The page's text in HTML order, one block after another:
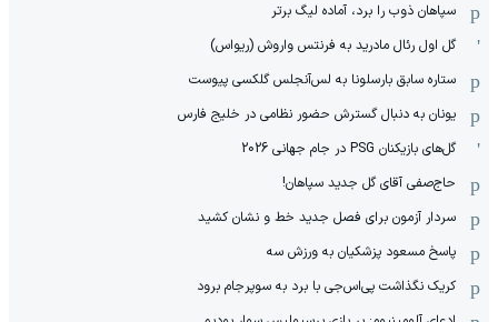
سپاهان ذوب را برد، آماده لیگ برتر
گل اول رئال مادرید به فرنتس واروش (ریواس)
ستاره سابق بارسلونا به لس‌آنجلس گلکسی پیوست
یونان به دنبال گسترش حضور نظامی در خلیج فارس
گل‌های بازیکنان PSG در جام جهانی 2026
حاج‌صفی آقای گل جدید سپاهان!
سردار آزمون برای فصل جدید خط و نشان کشید
پاسخ مسعود پزشکیان به ورزش سه
کریک نگذاشت پی‌اس‌جی با برد به سوپرجام برود